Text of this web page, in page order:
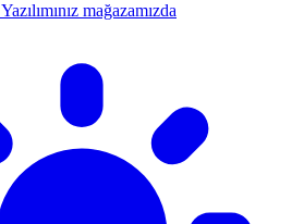
Yazılımınız mağazamızda